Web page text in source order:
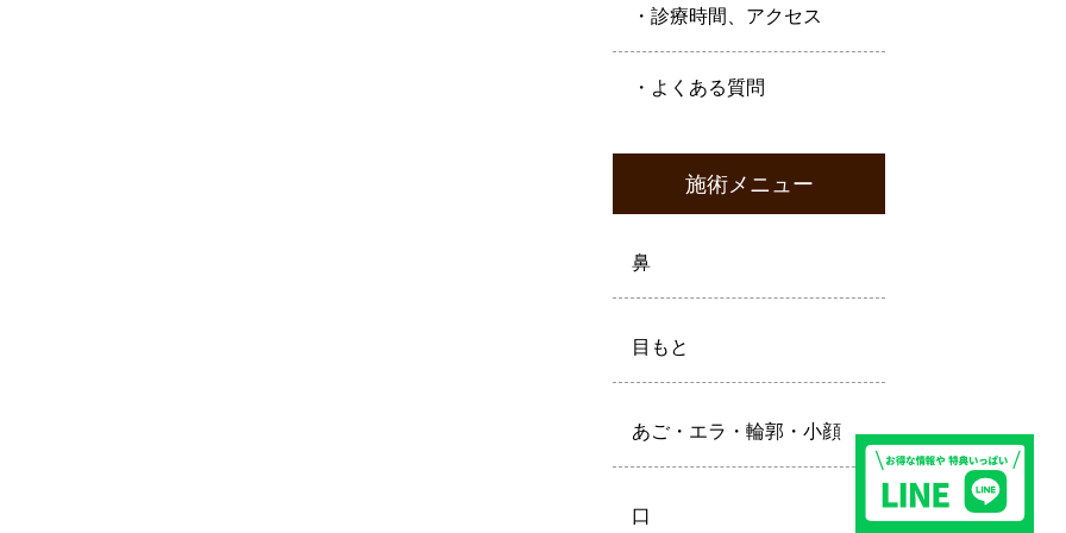
・診療時間、アクセス
・よくある質問
施術メニュー
鼻
目もと
あご・エラ・輪郭・小顔
口